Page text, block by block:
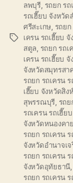
Tags
ลพบุรี, รถยก ร
รถเฮี๊ยบ จังหวัด
ศรีสะเกษ, รถย
เครน รถเฮี๊ยบ
สตูล, รถยก รถ
เครน รถเฮี๊ยบ
จังหวัดสมุทรสา
รถยก รถเครน
เฮี๊ยบ จังหวัดสิง
สุพรรณบุรี, รถ
รถเครน รถเฮี๊ย
จังหวัดหนองคาย
รถยก รถเครน
จังหวัดอำนาจเ
รถยก รถเครน
จังหวัดอุทัยธานี,
รถยก รถเครน